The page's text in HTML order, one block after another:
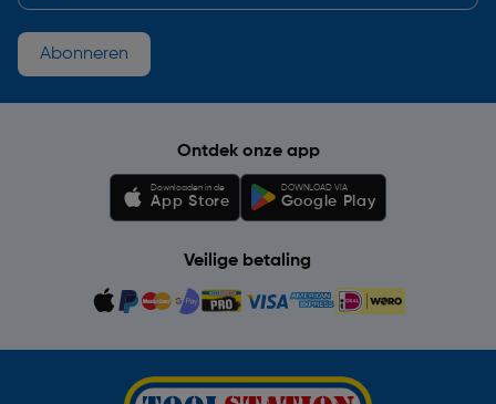
Abonneren
Ontdek onze app
Downloaden in de
App Store
DOWNLOAD VIA
Google Play
Veilige betaling